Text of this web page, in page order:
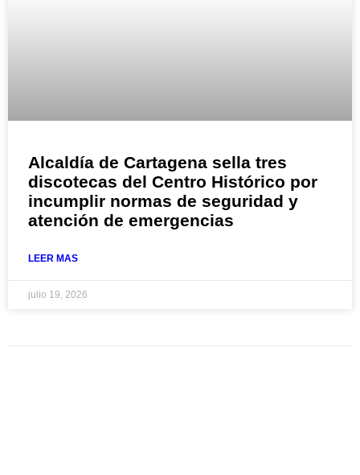
Alcaldía de Cartagena sella tres
discotecas del Centro Histórico por
incumplir normas de seguridad y
atención de emergencias
LEER MAS
julio 19, 2026